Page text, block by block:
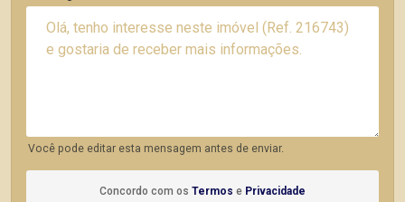
Você pode editar esta mensagem antes de enviar.
Concordo com os Termos e Privacidade